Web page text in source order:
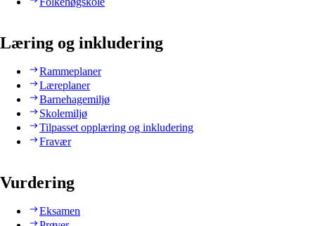
Læring og inkludering
Rammeplaner
Læreplaner
Barnehagemiljø
Skolemiljø
Tilpasset opplæring og inkludering
Fravær
Vurdering
Eksamen